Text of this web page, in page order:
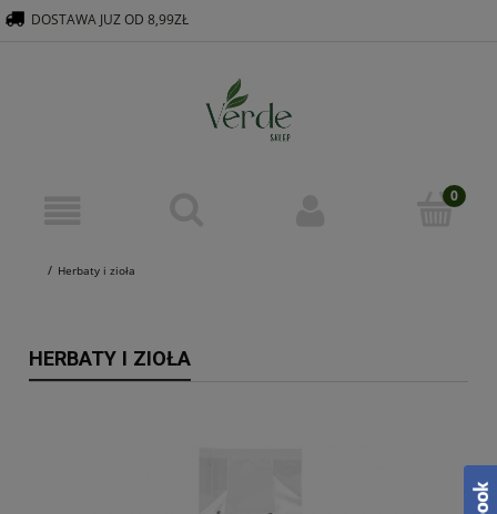
Herbaty i zioła
DOSTAWA JUZ OD 8,99ZŁ
HERBATY I ZIOŁA